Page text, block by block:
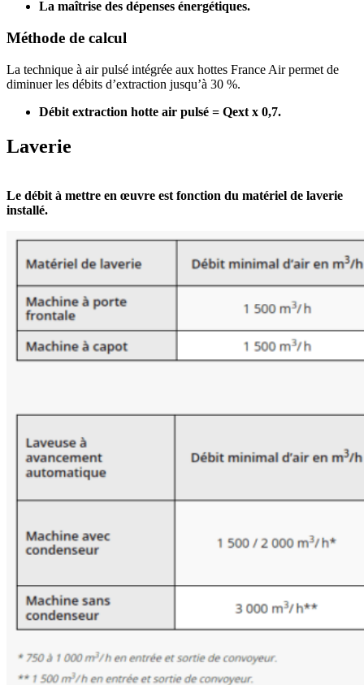
La maîtrise des dépenses énergétiques.
Méthode de calcul
La technique à air pulsé intégrée aux hottes France Air permet de
diminuer les débits d’extraction jusqu’à 30 %.
Débit extraction hotte air pulsé = Qext x 0,7.
Laverie
Le débit à mettre en œuvre est fonction du matériel de laverie
installé.